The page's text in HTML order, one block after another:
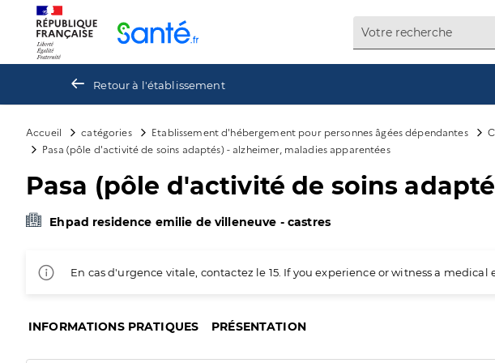
Retour à l'établissement
Accueil catégories Etablissement d'hébergement pour personnes âgées dépendantes
Pasa (pôle d'activité de soins adaptés) - alzheimer, maladies apparentées
Pasa (pôle d'activité de soins
Ehpad residence emilie de villeneuve - castres
En cas d'urgence vitale, contactez le 15. If you experience or witness a
INFORMATIONS PRATIQUES PRÉSENTATION
Panneau de gestion des cookies